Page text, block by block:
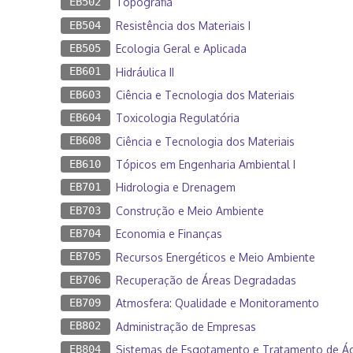
EB504 Resistência dos Materiais I
EB505 Ecologia Geral e Aplicada
EB601 Hidráulica II
EB603 Ciência e Tecnologia dos Materiais
EB604 Toxicologia Regulatória
EB608 Ciência e Tecnologia dos Materiais
EB610 Tópicos em Engenharia Ambiental I
EB701 Hidrologia e Drenagem
EB703 Construção e Meio Ambiente
EB704 Economia e Finanças
EB705 Recursos Energéticos e Meio Ambiente
EB706 Recuperação de Áreas Degradadas
EB709 Atmosfera: Qualidade e Monitoramento
EB802 Administração de Empresas
EB804 Sistemas de Esgotamento e Tratamento de